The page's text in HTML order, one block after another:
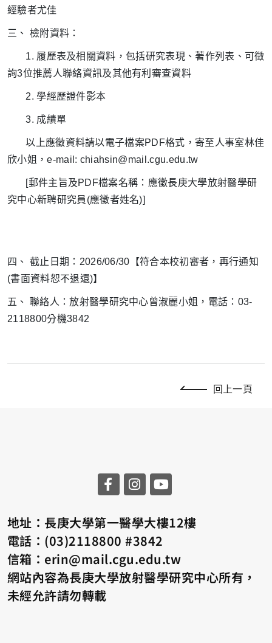
經驗者尤佳
三、 檢附資料：
1. 履歷表及相關資料，包括研究表現、著作列表、可徵
詢3位推薦人聯絡資訊及其他有利審查資料
2. 學經歷證件影本
3. 成績單
以上應徵資料請以電子檔案PDF格式，寄至人事室林佳
欣小姐，e-mail: chiahsin@mail.cgu.edu.tw
[郵件主旨及PDF檔案名稱：應徵長庚大學放射醫學研
究中心新聘研究員(應徵者姓名)]
四、 截止日期：2026/06/30【符合本校初審者，再行通知
(書面資料恕不退還)】
五、 聯絡人：放射醫學研究中心曾淑麗小姐，電話：03-
2118800分機3842
回上一頁
地址：長庚大學第一醫學大樓12樓
電話：(03)2118800 #3842
信箱：erin@mail.cgu.edu.tw
網站內容為長庚大學放射醫學研究中心所有，
未經允許請勿轉載